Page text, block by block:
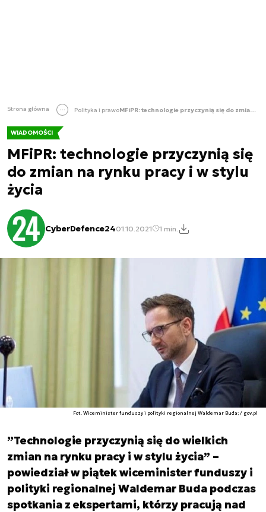
Strona główna Polityka i prawo MFiPR: technologie przyczynią się do zmian na rynku pracy i w stylu życia
WIADOMOŚCI
MFiPR: technologie przyczynią się
do zmian na rynku pracy i w stylu
życia
CyberDefence2401.10.2021 1 min.
Fot. Wiceminister funduszy i polityki regionalnej Waldemar Buda; / gov.pl
”Technologie przyczynią się do wielkich
zmian na rynku pracy i w stylu życia” –
powiedział w piątek wiceminister funduszy i
polityki regionalnej Waldemar Buda podczas
spotkania z ekspertami, którzy pracują nad